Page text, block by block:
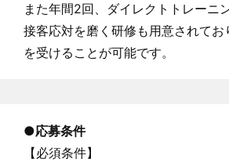
また年間2回、ダイレクトトレーニ
接客応対を磨く研修も用意されてお
を受けることが可能です。
●応募条件
【必須条件】